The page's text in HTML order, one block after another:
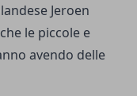
Jeroen
le piccole e
avendo delle